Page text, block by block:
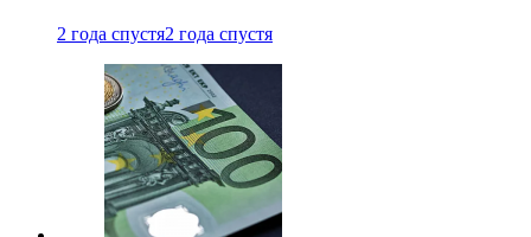
2 года спустя2 года спустя